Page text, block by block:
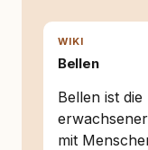
entsteht
und der
Hund
WIKI
Bellen
Bellen ist
mit